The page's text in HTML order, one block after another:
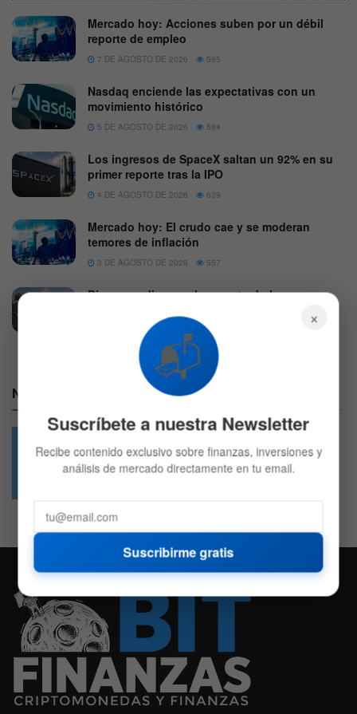
Mercado hoy: Acciones suben por un débil
reporte de empleo
7 DE AGOSTO DE 2026 565
Nasdaq enciende las expectativas con un
movimiento histórico
5 DE AGOSTO DE 2026 584
Los ingresos de SpaceX saltan un 92% en su
primer reporte tras la IPO
4 DE AGOSTO DE 2026 639
Mercado hoy: El crudo cae y se moderan
temores de inflación
3 DE AGOSTO DE 2026 557
Disney se dispara al presentar balances y su
5 DE AGOSTO DE 2026 570
Nuestras Redes:
49.6k 4.7k
×
📬
Suscríbete a nuestra Newsletter
Recibe contenido exclusivo sobre finanzas, inversiones y
análisis de mercado directamente en tu email.
Suscribirme gratis